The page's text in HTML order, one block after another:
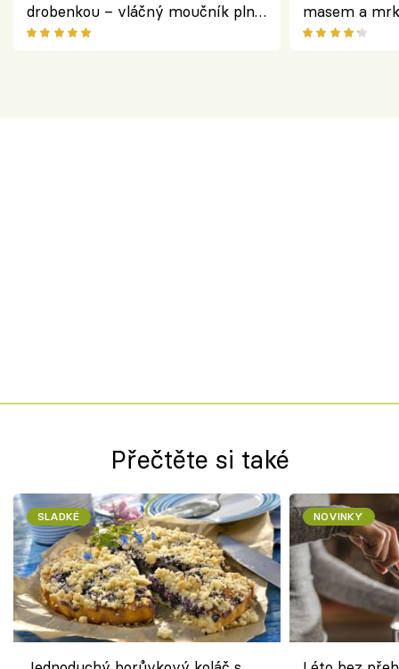
drobenkou – vláčný moučník plný
ovoce
masem a
salátem –
Přečtěte si také
SLADKÉ NOVINKY